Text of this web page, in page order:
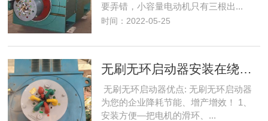
要弄错，小容量电动机只有三根出...
时间：2022-05-25
无刷无环启动器优点: 无刷无环启动器
为您的企业降耗节能、增产增效！ 1、
安装方便—把电机的滑环、...